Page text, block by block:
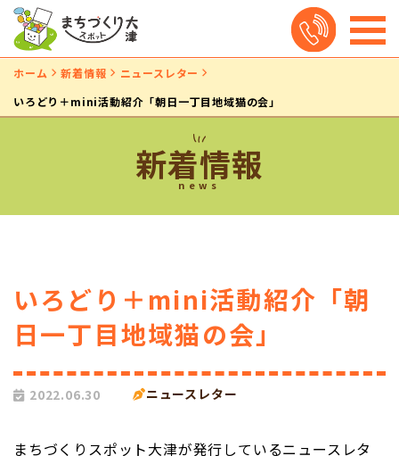
ホーム 新着情報
ニュースレター
いろどり＋mini活動紹介「朝日一丁目地域猫の会」
新着情報
news
いろどり＋mini活動紹介「朝
日一丁目地域猫の会」
2022.06.30 ニュースレター
まちづくりスポット大津が発行しているニュースレタ